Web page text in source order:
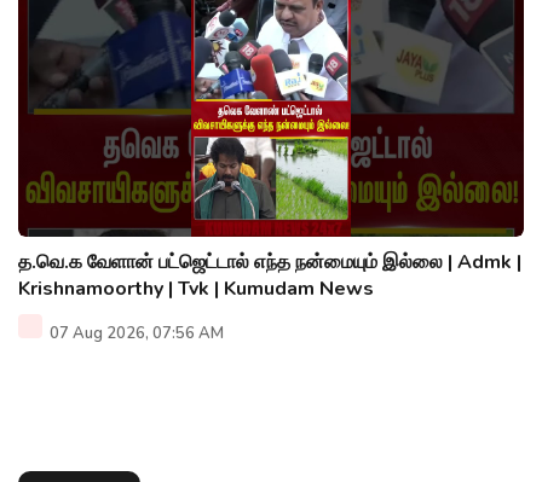
த.வெ.க வேளான் பட்ஜெட்டால் எந்த நன்மையும் இல்லை | Admk |
Krishnamoorthy | Tvk | Kumudam News
07 Aug 2026, 07:56 AM